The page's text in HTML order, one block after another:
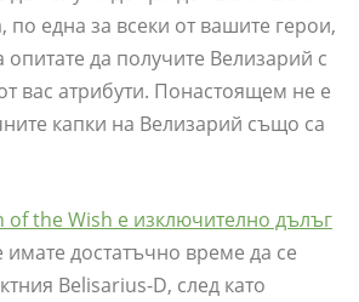
по една за всеки от вашите герои,
опитате да получите Велизарий с
вас атрибути. Понастоящем не е
капки на Велизарий също са
of the Wish е изключително дълъг
имате достатъчно време да се
Belisarius-D, след като